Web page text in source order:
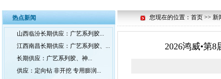
热点新闻
山西临汾长期供应：广艺系列胶...
江西南昌长期供应：广艺系列胶、...
长期供应：广艺系列胶、神...
供应：定向钻 非开挖 专用膨润...
您现在的位置：首页 >> 新
2026鸿威•第